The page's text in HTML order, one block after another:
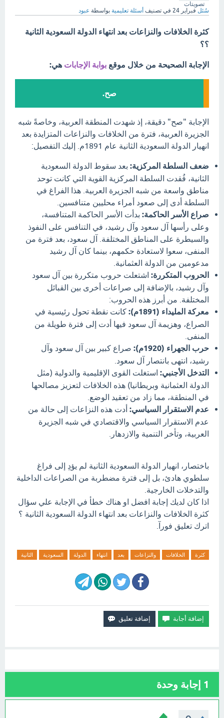
تصويتات
سُئل فبراير 24 في تصنيف أسئلة تعليمية بواسطة عبود
كثرة الخلافات والنزاعات بعد انتهاء الدولة السعودية الثانية
؟؟
الإجابة الصحيحة من خلال موقع بوابة الإجابات هي:
صح.
الإجابة "صح" دقيقة، إذ شهدت المنطقة العربية، وخاصةً شبه
الجزيرة العربية، فترة من الخلافات والنزاعات المتزايدة بعد
انهيار الدولة السعودية الثانية عام 1891م. إليك التفصيل:
ضعف السلطة المركزية: بعد سقوط الدولة السعودية
الثانية، فُقدت السلطة المركزية القوية التي كانت توحد
مناطق واسعة من شبه الجزيرة العربية. هذا الفراغ في
السلطة أدى إلى صعود أمراء محليين متنافسين.
صراع الأسر الحاكمة: بدأت الأسر الحاكمة المتنافسة،
وعلى رأسها آل سعود وآل رشيد، في التنافس على النفوذ
والسيطرة على المناطق المختلفة. آل سعود، بعد فترة من
المنفى، سعوا لاستعادة حكمهم، بينما كان آل رشيد
مدعومين من الدولة العثمانية.
الحروب المتكررة: اشتعلت حروب متكررة بين آل سعود
وآل رشيد، بالإضافة إلى صراعات أخرى بين القبائل
المختلفة. من أبرز هذه الحروب:
معركة المليداء (1891م):
كانت نقطة تحول رئيسية في
الصراع، وهزيمة آل سعود فيها أدت إلى فترة طويلة من
المنفى.
حرب الجهراء (1920م):
صراع كبير بين آل سعود وآل
رشيد، انتهى بانتصار آل سعود.
التدخل الأجنبي: استغلت القوى الإقليمية والدولية (مثل
الدولة العثمانية وبريطانيا) هذه الخلافات لتعزيز مصالحها
في المنطقة، مما زاد من تعقيد الوضع.
عدم الاستقرار السياسي: أدت هذه النزاعات إلى حالة من
عدم الاستقرار السياسي والاقتصادي في شبه الجزيرة
العربية، وتأخر التنمية والازدهار.
باختصار، انهيار الدولة السعودية الثانية لم يؤدِ إلى فراغ
سلطوي هادئ، بل إلى فترة مضطربة من الصراعات الداخلية
والتدخلات الخارجية.
اذا كان لديك إجابة افضل او هناك خطأ في الإجابة علي سؤال
كثرة الخلافات والنزاعات بعد انتهاء الدولة السعودية الثانية ؟
اترك تعليق فورآ.
كثرة الخلافات والنزاعات بعد انتهاء الدولة السعودية الثانية
1 إجابة وحدة